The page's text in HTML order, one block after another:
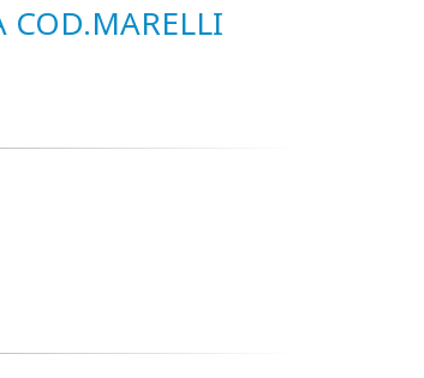
COD.MARELLI